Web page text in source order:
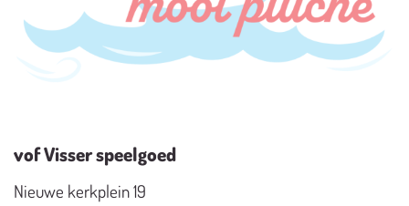
vof Visser speelgoed
Nieuwe kerkplein 19